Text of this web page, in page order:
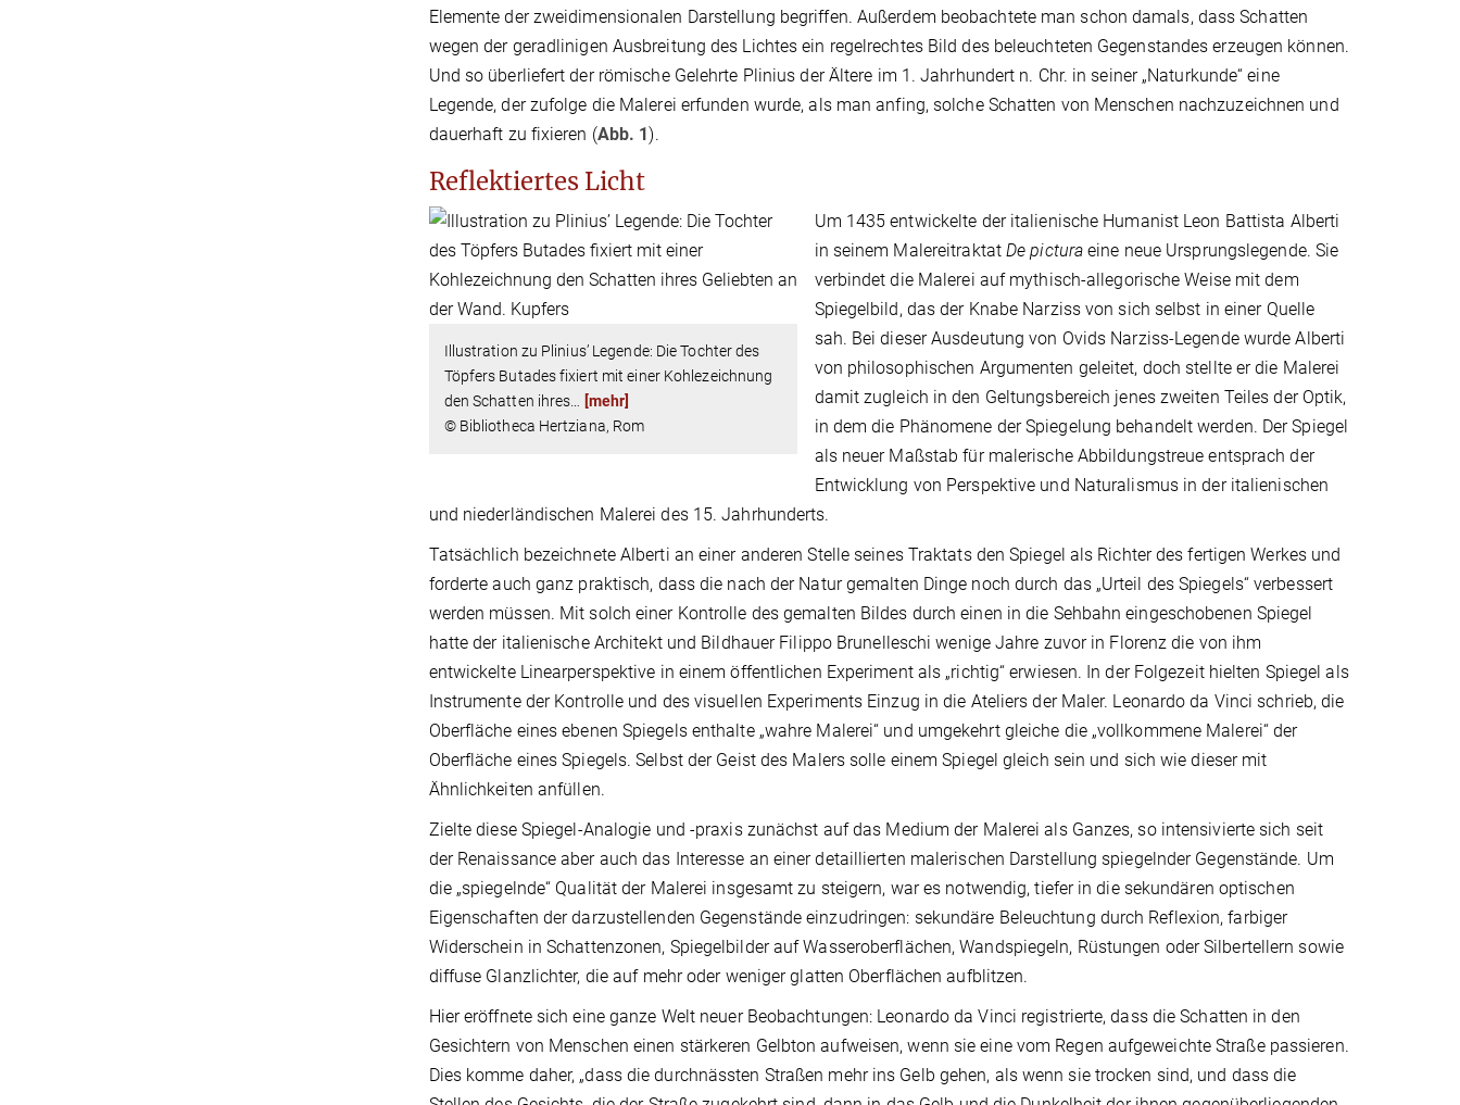
Elemente der zweidimensionalen Darstellung begriffen. Außerdem beobachtete man schon damals, dass Schatten
wegen der geradlinigen Ausbreitung des Lichtes ein regelrechtes Bild des beleuchteten Gegenstandes erzeugen können.
Und so überliefert der römische Gelehrte Plinius der Ältere im 1. Jahrhundert n. Chr. in seiner „Naturkunde“ eine
Legende, der zufolge die Malerei erfunden wurde, als man anfing, solche Schatten von Menschen nachzuzeichnen und
dauerhaft zu fixieren (Abb. 1).
Reflektiertes Licht
Illustration zu Plinius’ Legende: Die Tochter des
Töpfers Butades fixiert mit einer Kohlezeichnung
den Schatten ihres
[mehr]
© Bibliotheca Hertziana, Rom
Um 1435 entwickelte der italienische Humanist Leon Battista Alberti
in seinem MalereitraktatDe pictura eine neue Ursprungslegende. Sie
verbindet die Malerei auf mythisch-allegorische Weise mit dem
Spiegelbild, das der Knabe Narziss von sich selbst in einer Quelle
sah. Bei dieser Ausdeutung von Ovids Narziss-Legende wurde Alberti
von philosophischen Argumenten geleitet, doch stellte er die Malerei
damit zugleich in den Geltungsbereich jenes zweiten Teiles der Optik,
in dem die Phänomene der Spiegelung behandelt werden. Der Spiegel
als neuer Maßstab für malerische Abbildungstreue entsprach der
Entwicklung von Perspektive und Naturalismus in der italienischen
und niederländischen Malerei des 15. Jahrhunderts.
Tatsächlich bezeichnete Alberti an einer anderen Stelle seines Traktats den Spiegel als Richter des fertigen Werkes und
forderte auch ganz praktisch, dass die nach der Natur gemalten Dinge noch durch das „Urteil des Spiegels“ verbessert
werden müssen. Mit solch einer Kontrolle des gemalten Bildes durch einen in die Sehbahn eingeschobenen Spiegel
hatte der italienische Architekt und Bildhauer Filippo Brunelleschi wenige Jahre zuvor in Florenz die von ihm
entwickelte Linearperspektive in einem öffentlichen Experiment als „richtig“ erwiesen. In der Folgezeit hielten Spiegel als
Instrumente der Kontrolle und des visuellen Experiments Einzug in die Ateliers der Maler. Leonardo da Vinci schrieb, die
Oberfläche eines ebenen Spiegels enthalte „wahre Malerei“ und umgekehrt gleiche die „vollkommene Malerei“ der
Oberfläche eines Spiegels. Selbst der Geist des Malers solle einem Spiegel gleich sein und sich wie dieser mit
Ähnlichkeiten anfüllen.
Zielte diese Spiegel-Analogie und -praxis zunächst auf das Medium der Malerei als Ganzes, so intensivierte sich seit
der Renaissance aber auch das Interesse an einer detaillierten malerischen Darstellung spiegelnder Gegenstände. Um
die „spiegelnde“ Qualität der Malerei insgesamt zu steigern, war es notwendig, tiefer in die sekundären optischen
Eigenschaften der darzustellenden Gegenstände einzudringen: sekundäre Beleuchtung durch Reflexion, farbiger
Widerschein in Schattenzonen, Spiegelbilder auf Wasseroberflächen, Wandspiegeln, Rüstungen oder Silbertellern sowie
diffuse Glanzlichter, die auf mehr oder weniger glatten Oberflächen aufblitzen.
Hier eröffnete sich eine ganze Welt neuer Beobachtungen: Leonardo da Vinci registrierte, dass die Schatten in den
Gesichtern von Menschen einen stärkeren Gelbton aufweisen, wenn sie eine vom Regen aufgeweichte Straße passieren.
Dies komme daher, „dass die durchnässten Straßen mehr ins Gelb gehen, als wenn sie trocken sind, und dass die